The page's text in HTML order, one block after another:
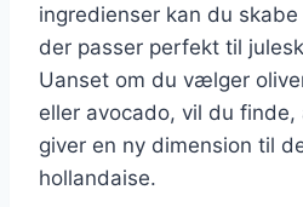
ingredienser kan du
der passer perfekt til
Uanset om du vælger
eller avocado, vil du
giver en ny dimension til
hollandaise.